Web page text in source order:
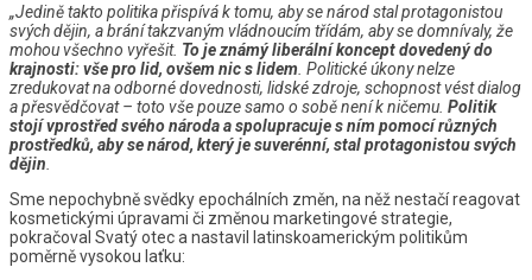
„Jedině takto politika přispívá k tomu, aby se národ stal protagonistou
svých dějin, a brání takzvaným vládnoucím třídám, aby se domnívaly, že
mohou všechno vyřešit. To je známý liberální koncept dovedený do
krajnosti: vše pro lid, ovšem nic s lidem . Politické úkony nelze
zredukovat na odborné dovednosti, lidské zdroje, schopnost vést dialog
a přesvědčovat – toto vše pouze samo o sobě není k ničemu. Politik
stojí vprostřed svého národa a spolupracuje s ním pomocí různých
prostředků, aby se národ, který je suverénní, stal protagonistou svých
dějin
Sme nepochybně svědky epochálních změn, na něž nestačí reagovat
kosmetickými úpravami či změnou marketingové strategie,
pokračoval Svatý otec a nastavil latinskoamerickým politikům
poměrně vysokou laťku: